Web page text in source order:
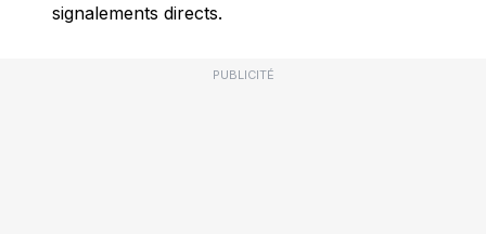
signalements directs.
PUBLICITÉ